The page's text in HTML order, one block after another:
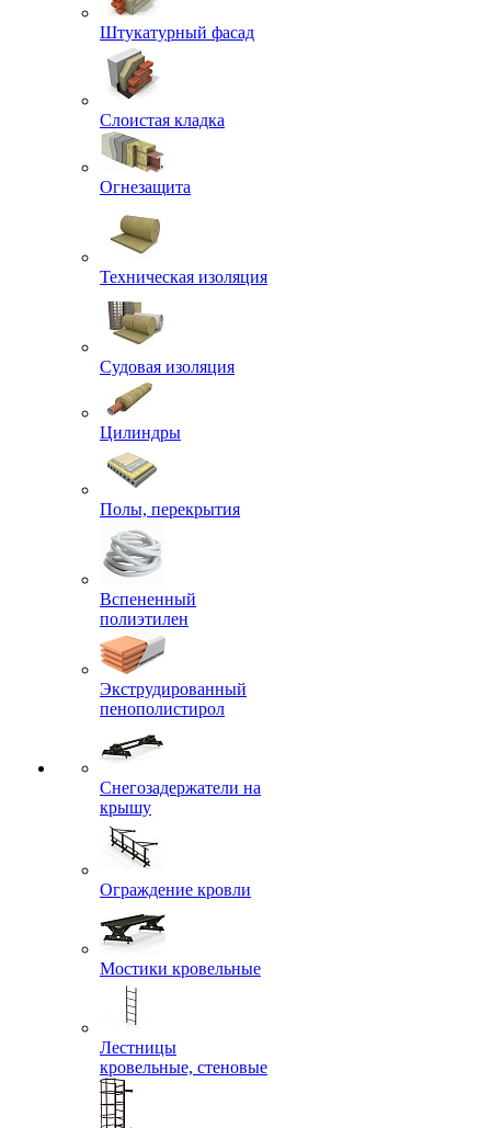
Штукатурный фасад
Слоистая кладка
Огнезащита
Техническая изоляция
Судовая изоляция
Цилиндры
Полы, перекрытия
Вспененный
полиэтилен
Экструдированный
пенополистирол
Снегозадержатели на
крышу
Ограждение кровли
Мостики кровельные
Лестницы
кровельные, стеновые